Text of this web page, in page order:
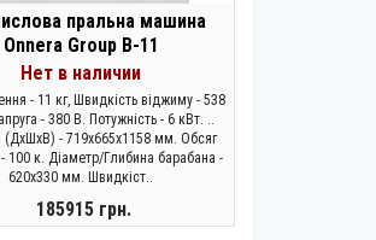
пральна машина
Onnera Group B-11
Нет в наличии
- 11 кг, Швидкість віджиму - 538
- 380 В. Потужність - 6 кВт. ..
(ДхШхВ) - 719х665х1158 мм. Обсяг
100 к. Діаметр/Глибина барабана -
620х330 мм. Швидкіст..
185915 грн.